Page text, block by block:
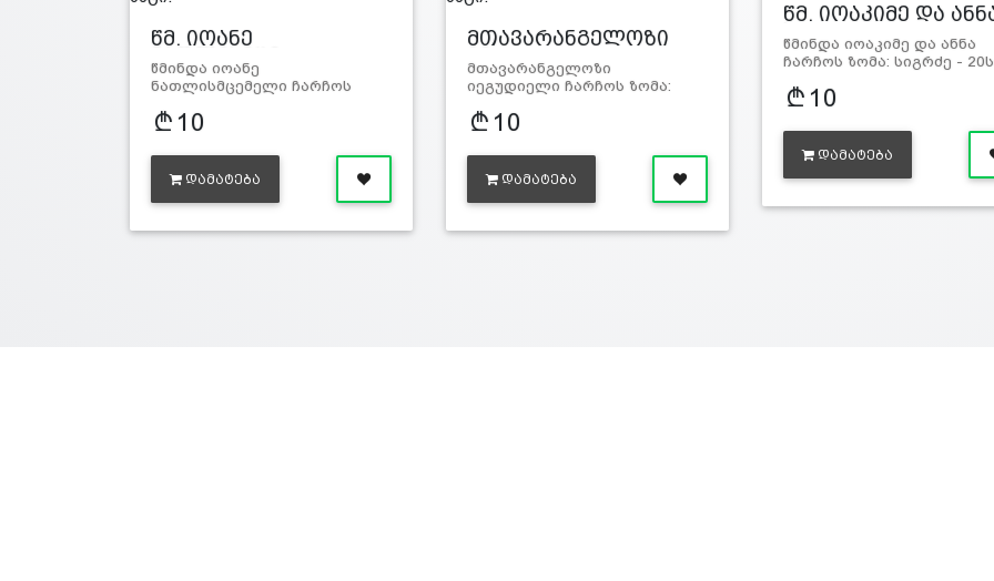
წმ. იოანე
წმინდა იოანე
ნათლისმცემელი ჩარჩოს
10
ᲓᲐᲛᲐᲢᲔᲑᲐ
მთავარანგელოზი
მთავარანგელოზი
იეგუდიელი ჩარჩოს ზომა:
10
ᲓᲐᲛᲐᲢᲔᲑᲐ
წმ. იოაკიმე და
წმინდა იოაკიმე და ანნა
ჩარჩოს ზომა: სიგრძე -
10
ᲓᲐᲛᲐᲢᲔᲑᲐ